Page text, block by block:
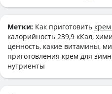
Метки: Как приготовить
калорийность 239,9 кКал,
ценность, какие витамины,
приготовления крем для
нутриенты